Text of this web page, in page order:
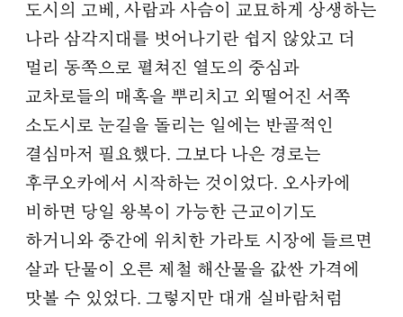
도시의 고베, 사람과 사슴이 교묘하게 상생하는
나라 삼각지대를 벗어나기란 쉽지 않았고 더
멀리 동쪽으로 펼쳐진 열도의 중심과
교차로들의 매혹을 뿌리치고 외떨어진 서쪽
소도시로 눈길을 돌리는 일에는 반골적인
결심마저 필요했다. 그보다 나은 경로는
후쿠오카에서 시작하는 것이었다. 오사카에
비하면 당일 왕복이 가능한 근교이기도
하거니와 중간에 위치한 가라토 시장에 들르면
살과 단물이 오른 제철 해산물을 값싼 가격에
맛볼 수 있었다. 그렇지만 대개 실바람처럼